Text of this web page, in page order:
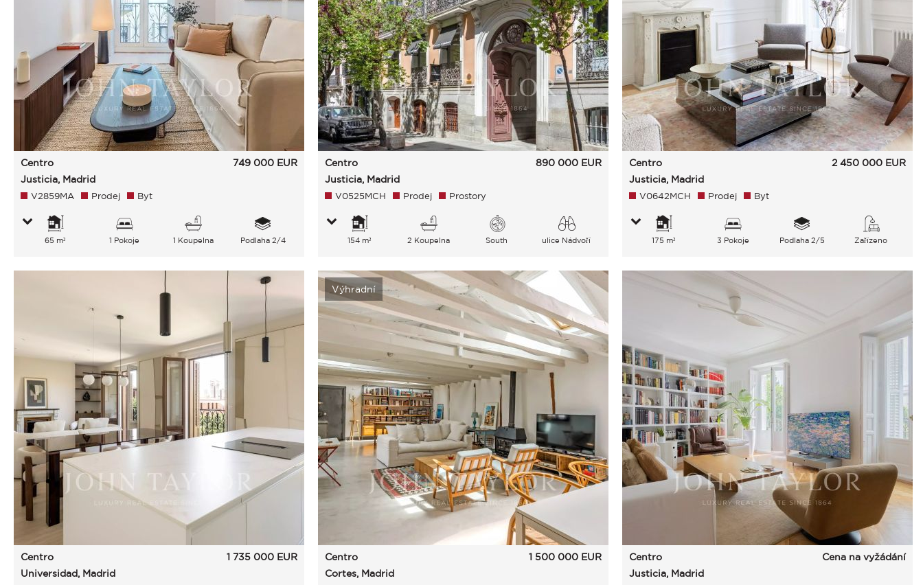
Centro
Justicia, Madrid
749 000 EUR
V2859MA Prodej Byt
65 m² 1 Pokoje 1 Koupelna Podlaha 2/4
Centro
Justicia, Madrid
890 000 EUR
V0525MCH Prodej Prostory
154 m² 2 Koupelna South ulice Nádvoří
Centro
Justicia, Madrid
2 450 000 EUR
V0642MCH Prodej Byt
175 m² 3 Pokoje Podlaha 2/5 Zařízeno
Centro
Universidad, Madrid
1 735 000 EUR
Výhradní
Centro
Cortes, Madrid
1 500 000 EUR
Centro
Justicia, Madrid
Cena na vyžádání